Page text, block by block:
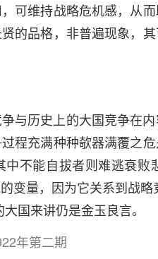
可维持战略危机感，从
的品格，非普遍现象，
与历史上的大国竞争在
程充满种种欹器满覆之
不能自拔者则难逃衰
变量，因为它关系到战
国来讲仍是金玉良言。
年第二期